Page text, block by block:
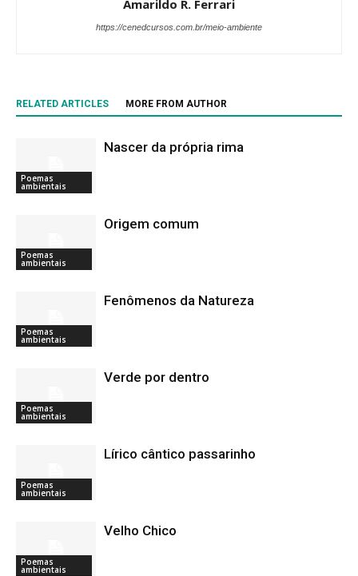
Amarildo R. Ferrari
https://cenedcursos.com.br/meio-ambiente
RELATED ARTICLES MORE FROM AUTHOR
Poemas
ambientais
Nascer da própria rima
Poemas
ambientais
Origem comum
Poemas
ambientais
Fenômenos da Natureza
Poemas
ambientais
Verde por dentro
Poemas
ambientais
Lírico cântico passarinho
Poemas
ambientais
Velho Chico